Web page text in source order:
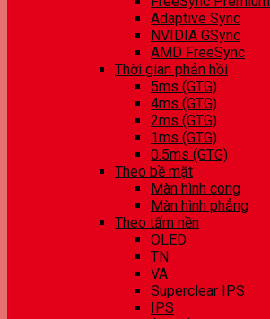
Adaptive Sync
NVIDIA GSync
AMD FreeSync
Thời gian phản hồi
5ms (GTG)
4ms (GTG)
2ms (GTG)
1ms (GTG)
0.5ms (GTG)
Theo bề mặt
Màn hình cong
Màn hình phẳng
Theo tấm nền
OLED
TN
VA
Superclear IPS
IPS